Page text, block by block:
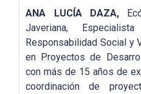
ANA LUCÍA DAZA,
Javeriana,
Responsabilidad Social y
en Proyectos de
con más de 15 años de
coordinación de